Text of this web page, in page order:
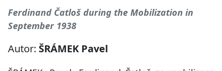
Ferdinand Čatloš during the Mobilization in
September 1938
Autor: ŠRÁMEK Pavel